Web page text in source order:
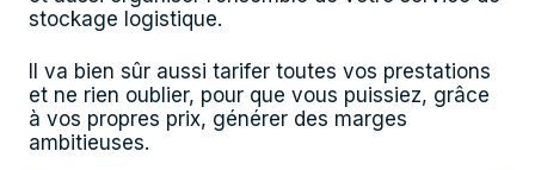
stockage logistique.
Il va bien sûr aussi tarifer toutes vos prestations
et ne rien oublier, pour que vous puissiez, grâce
à vos propres prix, générer des marges
ambitieuses.